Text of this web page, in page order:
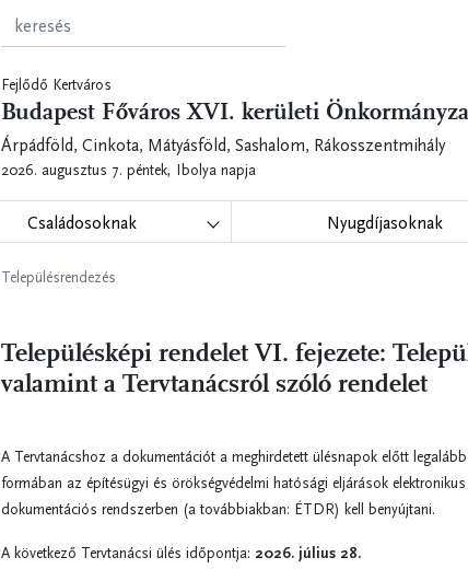
Fejlődő Kertváros
Budapest Főváros XVI. kerületi
Árpádföld, Cinkota, Mátyásföld, Sashalom, Rákosszentmihály
2026. augusztus 7. péntek, Ibolya napja
Családosoknak Nyugdíjasoknak
Településrendezés
Településképi rendelet VI. fejezete:
valamint a Tervtanácsról szóló rendelet
A Tervtanácshoz a dokumentációt a meghirdetett ülésnapok előtt
formában az építésügyi és örökségvédelmi hatósági eljárások
dokumentációs rendszerben (a továbbiakban: ÉTDR) kell benyújtani.
A következő Tervtanácsi ülés időpontja: 2026. július 28.